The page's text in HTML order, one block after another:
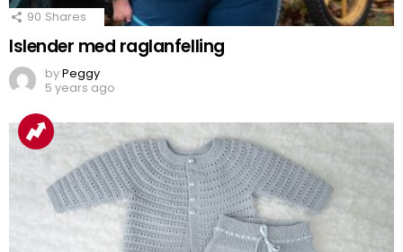
90 Shares
Islender med raglanfelling
byPeggy
5 years ago